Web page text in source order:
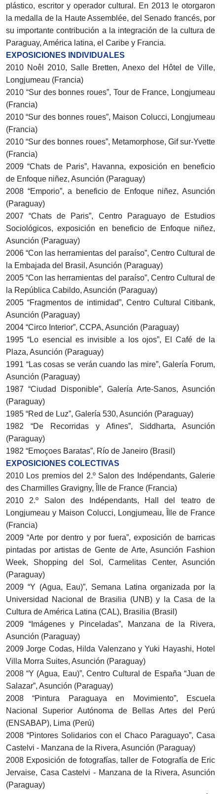
plástico, escritor y operador cultural. En 2013 le otorgaron
la medalla de la Haute Assemblée, del Senado francés, por
su importante contribución a la integración de la cultura de
Paraguay, América latina, el Caribe y Francia.
EXPOSICIONES INDIVIDUALES
2010 Noêl 2010, Salle Bretten, Anexo del Hôtel de Ville,
Longjumeau (Francia)
2010 “Sur des bonnes roues”, Tour de France, Longjumeau
(Francia)
2010 “Sur des bonnes roues”, Maison Colucci, Longjumeau
(Francia)
2010 “Sur des bonnes roues”, Metamorphose, Gif sur-Yvette
(Francia)
2009 “Chats de Paris”, Havanna, exposición en beneficio
de Enfoque niñez, Asunción (Paraguay)
2008 “Emporio”, a beneficio de Enfoque niñez, Asunción
(Paraguay)
2007 “Chats de Paris”, Centro Paraguayo de Estudios
Sociológicos, exposición en beneficio de Enfoque niñez,
Asunción (Paraguay)
2006 “Con las herramientas del paraíso”, Centro Cultural de
la Embajada del Brasil, Asunción (Paraguay)
2005 “Con las herramientas del paraíso”, Centro Cultural de
la República Cabildo, Asunción (Paraguay)
2005 “Fragmentos de intimidad”, Centro Cultural Citibank,
Asunción (Paraguay)
2004 “Circo Interior”, CCPA, Asunción (Paraguay)
1995 “Lo esencial es invisible a los ojos”, El Café de la
Plaza, Asunción (Paraguay)
1991 “Las cosas se verán cuando las mire”, Galería Forum,
Asunción (Paraguay)
1987 “Ciudad Disponible”, Galería Arte-Sanos, Asunción
(Paraguay)
1985 “Red de Luz”, Galería 530, Asunción (Paraguay)
1982 “De Recorridas y Afines”, Siddharta, Asunción
(Paraguay)
1982 “Emoçoes Baratas”, Río de Janeiro (Brasil)
EXPOSICIONES COLECTIVAS
2010 Los premios del 2.º Salon des Indépendants, Galerie
des Charmilles Gravigny, Îlle de France (Francia)
2010 2.º Salon des Indépendants, Hall del teatro de
Longjumeau y Maison Colucci, Longjumeau, Îlle de France
(Francia)
2009 “Arte por dentro y por fuera”, exposición de barricas
pintadas por artistas de Gente de Arte, Asunción Fashion
Week, Shopping del Sol, Carmelitas Center, Asunción
(Paraguay)
2009 “Y (Agua, Eau)”, Semana Latina organizada por la
Universidad Nacional de Brasilia (UNB) y la Casa de la
Cultura de América Latina (CAL), Brasilia (Brasil)
2009 “Imágenes y Pinceladas”, Manzana de la Rivera,
Asunción (Paraguay)
2009 Jorge Codas, Hilda Valenzano y Yuki Hayashi, Hotel
Villa Morra Suites, Asunción (Paraguay)
2008 “Y (Agua, Eau)”, Centro Cultural de España “Juan de
Salazar”, Asunción (Paraguay)
2008 “Pintura Paraguaya en Movimiento”, Escuela
Nacional Superior Autónoma de Bellas Artes del Perú
(ENSABAP), Lima (Perú)
2008 “Pintores Solidarios con el Chaco Paraguayo”, Casa
Castelvi - Manzana de la Rivera, Asunción (Paraguay)
2008 Exposición de fotografías, taller de Fotografía de Eric
Jervaise, Casa Castelvi - Manzana de la Rivera, Asunción
(Paraguay)